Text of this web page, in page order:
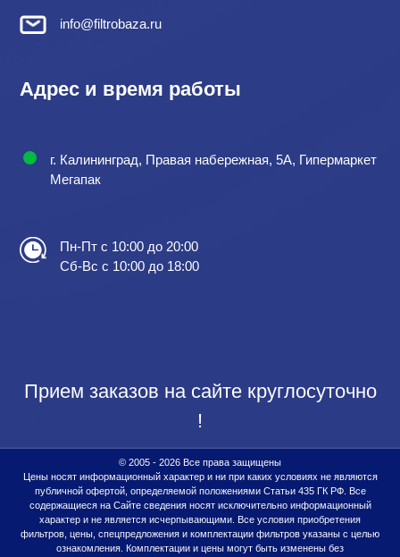
info@filtrobaza.ru
Адрес и время работы
г. Калининград, Правая набережная, 5А, Гипермаркет
Мегапак
Пн-Пт с 10:00 до 20:00
Сб-Вс с 10:00 до 18:00
Прием заказов на сайте круглосуточно
!
© 2005 - 2026 Все права защищены
Цены носят информационный характер и ни при каких условиях не являются
публичной офертой, определяемой положениями Статьи 435 ГК РФ. Все
содержащиеся на Сайте сведения носят исключительно информационный
характер и не является исчерпывающими. Все условия приобретения
фильтров, цены, спецпредложения и комплектации фильтров указаны с целью
ознакомления. Комплектации и цены могут быть изменены без